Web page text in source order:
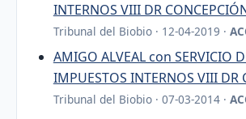
INTERNOS VIII DR
Tribunal del Biobio · 12-04-2019 ·
AMIGO ALVEAL con SERVICIO
IMPUESTOS INTERNOS VIII DR
Tribunal del Biobio · 07-03-2014 ·